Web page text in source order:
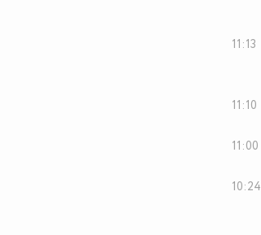
11:13
11:10
11:00
10:24